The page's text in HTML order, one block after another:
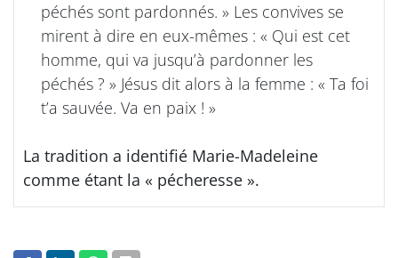
péchés sont pardonnés. » Les convives se
mirent à dire en eux-mêmes : « Qui est cet
homme, qui va jusqu’à pardonner les
péchés ? » Jésus dit alors à la femme : « Ta foi
t’a sauvée. Va en paix ! »
La tradition a identifié Marie-Madeleine
comme étant la « pécheresse ».